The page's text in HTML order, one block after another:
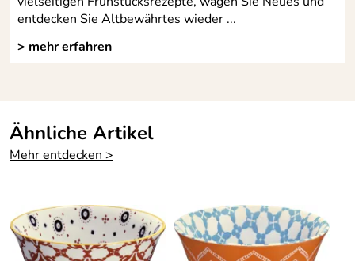
entdecken Sie Altbewährtes wieder ...
> mehr erfahren
Ähnliche Artikel
Mehr entdecken >